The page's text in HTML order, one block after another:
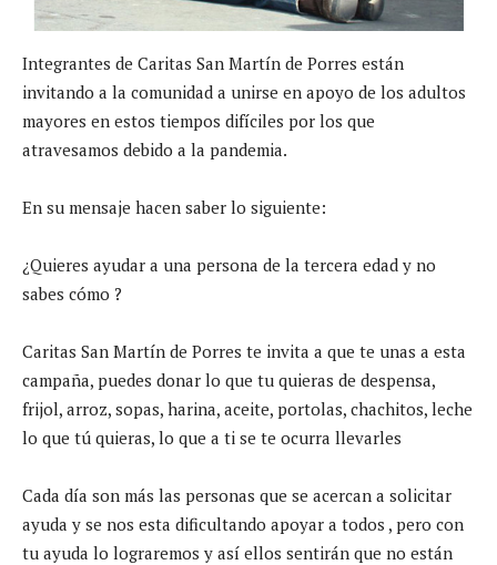
Integrantes de Caritas San Martín de Porres están
invitando a la comunidad a unirse en apoyo de los adultos
mayores en estos tiempos difíciles por los que
atravesamos debido a la pandemia.
En su mensaje hacen saber lo siguiente:
¿Quieres ayudar a una persona de la tercera edad y no
sabes cómo ?
Caritas San Martín de Porres te invita a que te unas a esta
campaña, puedes donar lo que tu quieras de despensa,
frijol, arroz, sopas, harina, aceite, portolas, chachitos, leche
lo que tú quieras, lo que a ti se te ocurra llevarles
Cada día son más las personas que se acercan a solicitar
ayuda y se nos esta dificultando apoyar a todos , pero con
tu ayuda lo lograremos y así ellos sentirán que no están